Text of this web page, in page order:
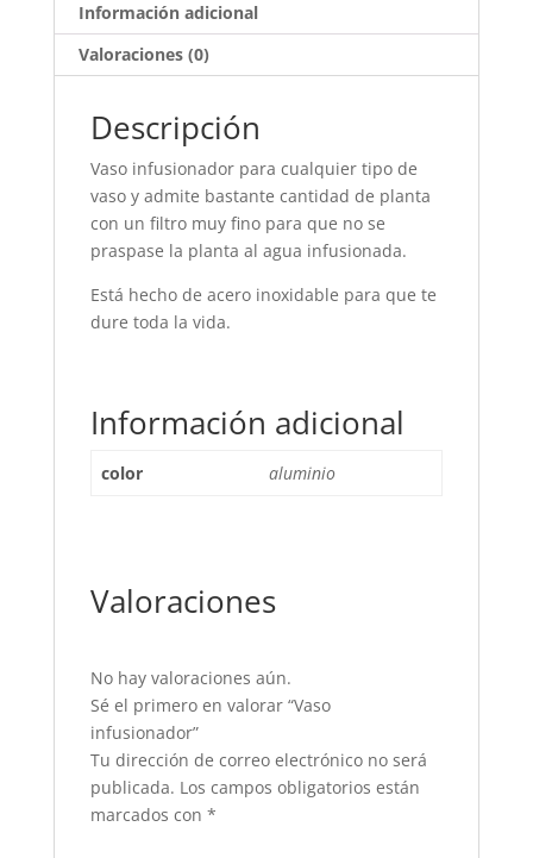
Información adicional
Valoraciones (0)
Descripción
Vaso infusionador para cualquier tipo de
vaso y admite bastante cantidad de planta
con un filtro muy fino para que no se
praspase la planta al agua infusionada.
Está hecho de acero inoxidable para que te
dure toda la vida.
Información adicional
color aluminio
Valoraciones
No hay valoraciones aún.
Sé el primero en valorar “Vaso
infusionador”
Tu dirección de correo electrónico no será
publicada. Los campos obligatorios están
marcados con *